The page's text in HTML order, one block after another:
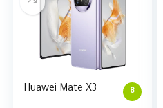
8
Huawei Mate X3